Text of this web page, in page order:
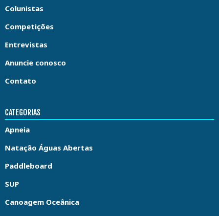
Colunistas
Competições
Entrevistas
Anuncie conosco
Contato
CATEGORIAS
Apneia
Natação Águas Abertas
Paddleboard
SUP
Canoagem Oceânica